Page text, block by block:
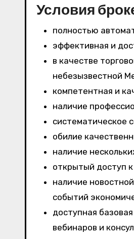
Условия
полностью
эффективная и
в качестве
небезызвестной
компетентная и
наличие
систематическое
обилие
наличие
открытый доступ
наличие
событий
доступная
вебинаров и